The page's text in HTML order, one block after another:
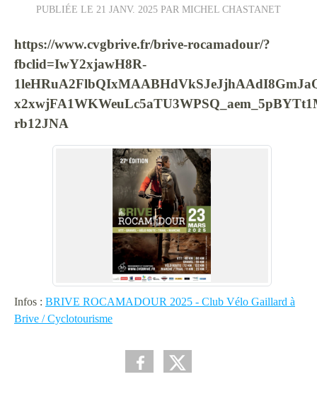
PUBLIÉE LE 21 JANV. 2025 PAR MICHEL CHASTANET
https://www.cvgbrive.fr/brive-rocamadour/?
fbclid=IwY2xjawH8R-
rb12JNA
Infos : BRIVE ROCAMADOUR 2025 - Club Vélo Gaillard à
Brive / Cyclotourisme